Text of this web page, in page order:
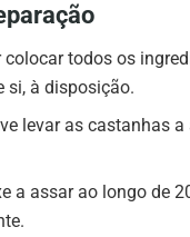
colocar todos os
si, à disposição.
levar as castanhas
a assar ao longo de